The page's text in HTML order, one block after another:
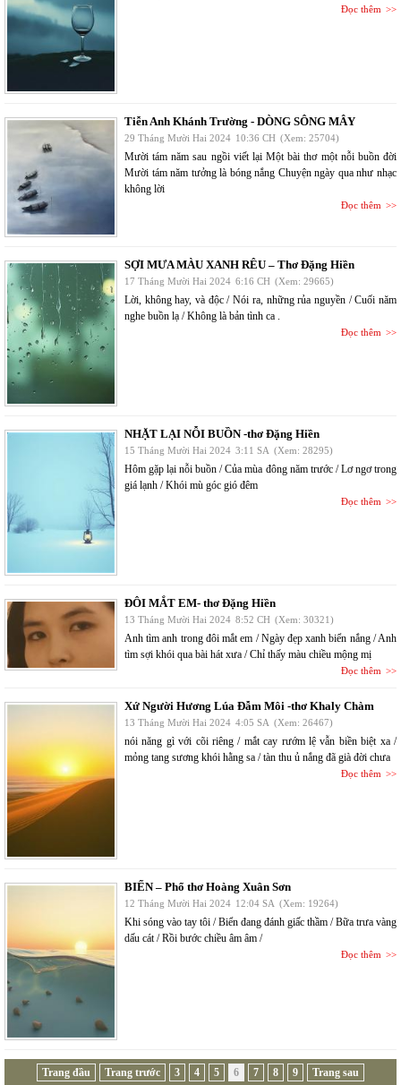
Đọc thêm
Tiễn Anh Khánh Trường - DÒNG SÔNG MÂY
29 Tháng Mười Hai 2024 10:36 CH (Xem: 25704)
Mười tám năm sau ngồi viết lại Một bài thơ một nỗi buồn đời
Mười tám năm tưởng là bóng nắng Chuyện ngày qua như nhạc
không lời
Đọc thêm
SỢI MƯA MÀU XANH RÊU – Thơ Đặng Hiền
17 Tháng Mười Hai 2024 6:16 CH (Xem: 29665)
Lời, không hay, và độc / Nói ra, những rủa nguyền / Cuối năm
nghe buồn lạ / Không là bản tình ca .
Đọc thêm
NHẶT LẠI NỖI BUỒN -thơ Đặng Hiền
15 Tháng Mười Hai 2024 3:11 SA (Xem: 28295)
Hôm gặp lại nỗi buồn / Của mùa đông năm trước / Lơ ngơ trong
giá lạnh / Khói mù góc gió đêm
Đọc thêm
ĐÔI MẮT EM- thơ Đặng Hiền
13 Tháng Mười Hai 2024 8:52 CH (Xem: 30321)
Anh tìm anh trong đôi mắt em / Ngày đẹp xanh biển nắng / Anh
tìm sợi khói qua bài hát xưa / Chỉ thấy màu chiều mộng mị
Đọc thêm
Xứ Người Hương Lúa Đẫm Môi -thơ Khaly Chàm
13 Tháng Mười Hai 2024 4:05 SA (Xem: 26467)
nói năng gì với cõi riêng / mắt cay rướm lệ vẫn biền biệt xa /
mỏng tang sương khói hằng sa / tàn thu ủ nắng đã già đời chưa
Đọc thêm
BIỂN – Phổ thơ Hoàng Xuân Sơn
12 Tháng Mười Hai 2024 12:04 SA (Xem: 19264)
Khi sóng vào tay tôi / Biển đang đánh giấc thầm / Bữa trưa vàng
dấu cát / Rồi bước chiều âm âm /
Đọc thêm
Trang đầu Trang trước 3 4 5 6 7 8 9 Trang sau